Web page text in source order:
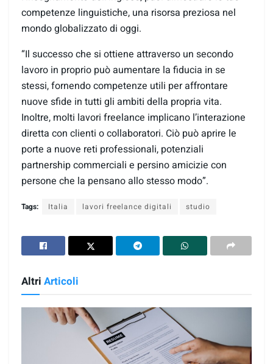
competenze linguistiche, una risorsa preziosa nel
mondo globalizzato di oggi.
“Il successo che si ottiene attraverso un secondo
lavoro in proprio può aumentare la fiducia in se
stessi, fornendo competenze utili per affrontare
nuove sfide in tutti gli ambiti della propria vita.
Inoltre, molti lavori freelance implicano l’interazione
diretta con clienti o collaboratori. Ciò può aprire le
porte a nuove reti professionali, potenziali
partnership commerciali e persino amicizie con
persone che la pensano allo stesso modo”.
Tags: Italia lavori freelance digitali studio
Altri Articoli